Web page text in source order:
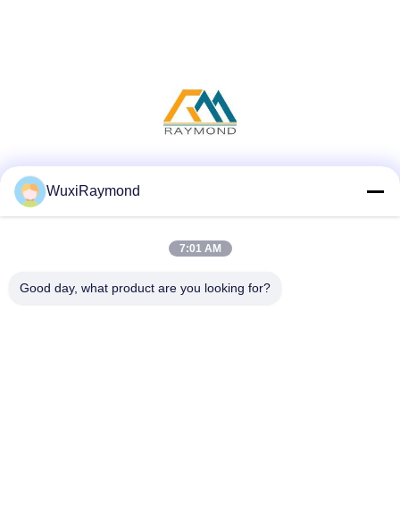
WuxiRaymond
7:01 AM
Good day, what product are you looking for?